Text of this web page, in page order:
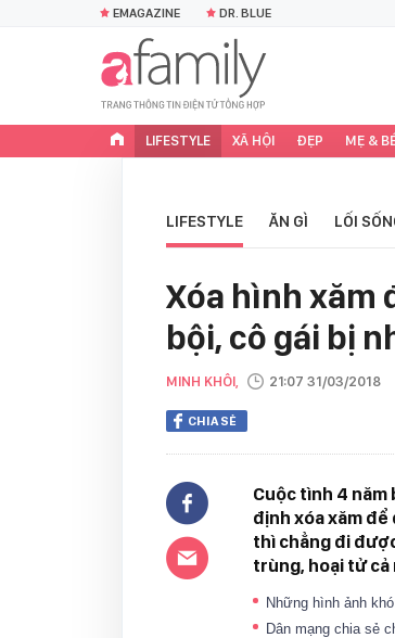
EMAGAZINE DR. BLUE
LIFESTYLE XÃ HỘI ĐẸP MẸ &
LIFESTYLE ĂN GÌ LỐI
Xóa hình xăm
bội, cô gái bị
MINH KHÔI, 21:07 31/03/2018
CHIA SẺ
Cuộc tình 4 năm
định xóa xăm
thì chẳng đi
trùng, hoại tử cả
Những hình ảnh
Dân mạng chia sẻ